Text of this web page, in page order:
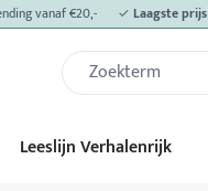
vanaf €20,- ✓ Laagste prijs
Leeslijn Verhalenrijk